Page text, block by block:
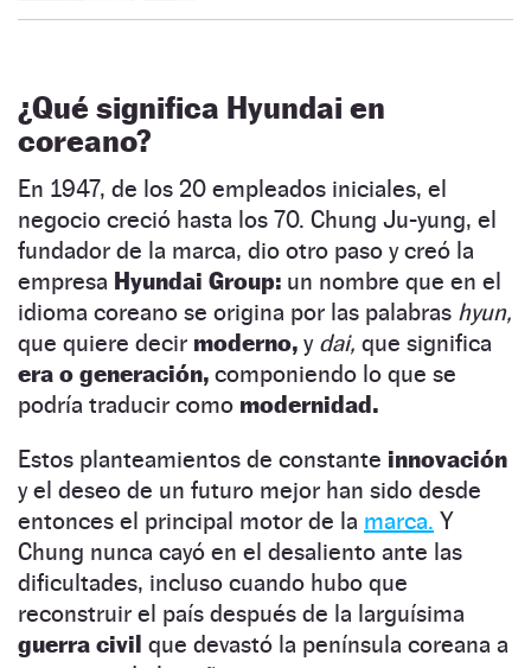
¿Qué significa Hyundai en
coreano?
En 1947, de los 20 empleados iniciales, el
negocio creció hasta los 70. Chung Ju-yung, el
fundador de la marca, dio otro paso y creó la
empresa Hyundai Group: un nombre que en el
idioma coreano se origina por las palabras hyun,
que quiere decir moderno, y dai, que significa
era o generación, componiendo lo que se
podría traducir como modernidad.
Estos planteamientos de constante innovación
y el deseo de un futuro mejor han sido desde
entonces el principal motor de la marca. Y
Chung nunca cayó en el desaliento ante las
dificultades, incluso cuando hubo que
reconstruir el país después de la larguísima
guerra civil que devastó la península coreana a